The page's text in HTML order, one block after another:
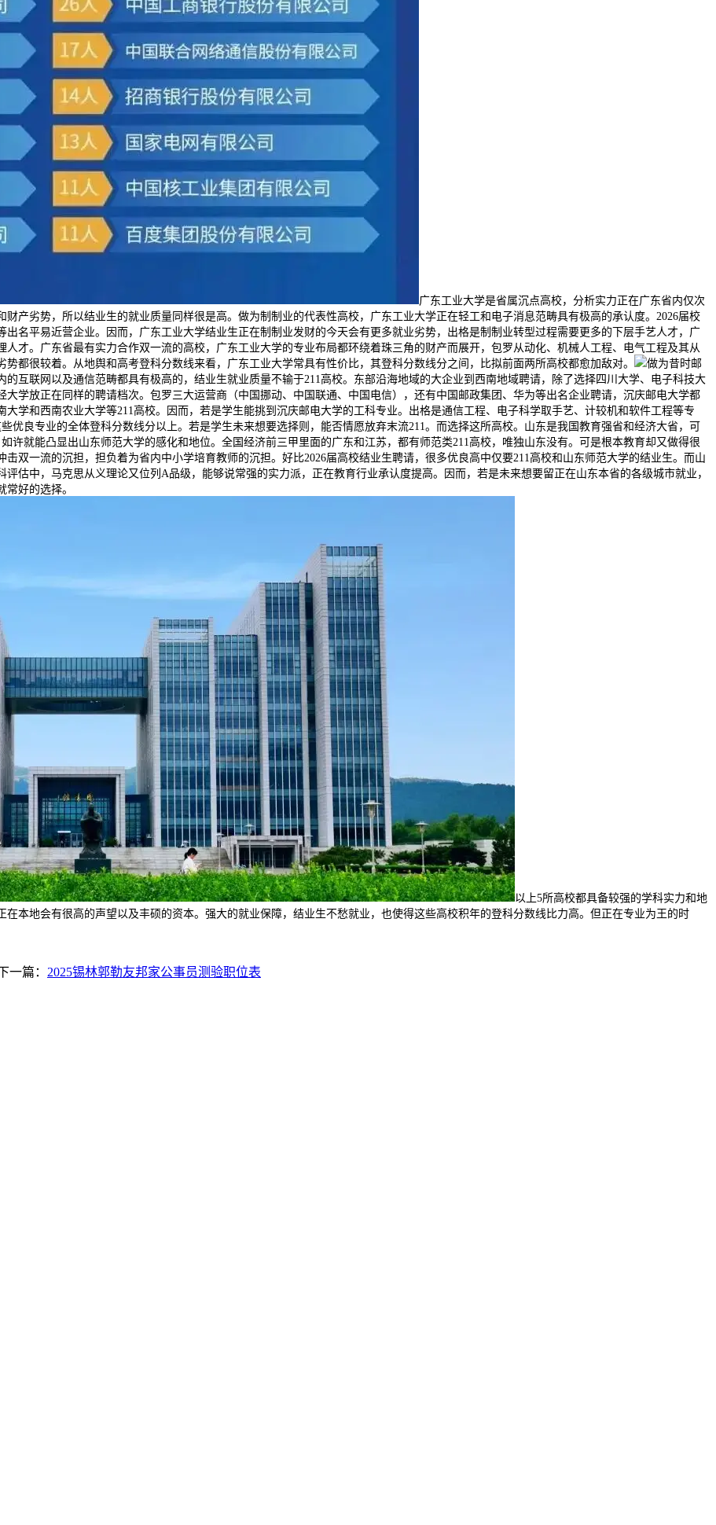
广东工业大学是省属沉点高校，分析实力正在广东省内仅次
产劣势，所以结业生的就业质量同样很是高。做为制制业的代表性高校，广东工业大学正在轻工和电子消息范畴具有极高的承认度。2026届校
名平易近营企业。因而，广东工业大学结业生正在制制业发财的今天会有更多就业劣势，出格是制制业转型过程需要更多的下层手艺人才，广
才。广东省最有实力合作双一流的高校，广东工业大学的专业布局都环绕着珠三角的财产而展开，包罗从动化、机械人工程、电气工程及其从
都很较着。从地舆和高考登科分数线来看，广东工业大学常具有性价比，其登科分数线分之间，比拟前面两所高校都愈加敌对。
做为昔时邮
互联网以及通信范畴都具有极高的，结业生就业质量不输于211高校。东部沿海地域的大企业到西南地域聘请，除了选择四川大学、电子科技大
学放正在同样的聘请档次。包罗三大运营商（中国挪动、中国联通、中国电信），还有中国邮政集团、华为等出名企业聘请，沉庆邮电大学都
学和西南农业大学等211高校。因而，若是学生能挑到沉庆邮电大学的工科专业。出格是通信工程、电子科学取手艺、计较机和软件工程等专
优良专业的全体登科分数线分以上。若是学生未来想要选择则，能否情愿放弃末流211。而选择这所高校。山东是我国教育强省和经济大省，可
许就能凸显出山东师范大学的感化和地位。全国经济前三甲里面的广东和江苏，都有师范类211高校，唯独山东没有。可是根本教育却又做得很
双一流的沉担，担负着为省内中小学培育教师的沉担。好比2026届高校结业生聘请，很多优良高中仅要211高校和山东师范大学的结业生。而山
估中，马克思从义理论又位列A品级，能够说常强的实力派，正在教育行业承认度提高。因而，若是未来想要留正在山东本省的各级城市就业，
好的选择。
以上5所高校都具备较强的学科实力和地
本地会有很高的声望以及丰硕的资本。强大的就业保障，结业生不愁就业，也使得这些高校积年的登科分数线比力高。但正在专业为王的时
一篇： 2025锡林郭勒友邦家公事员测验职位表